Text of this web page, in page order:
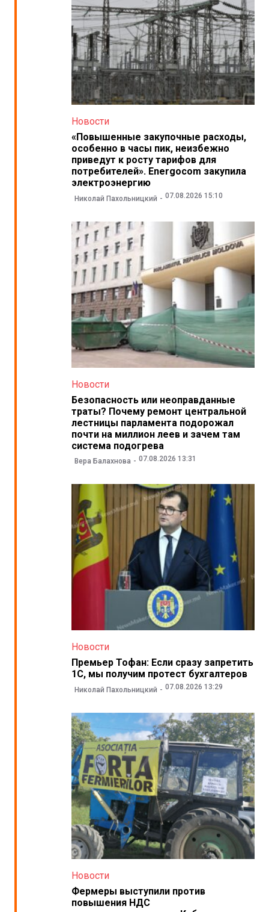
Новости
«Повышенные закупочные расходы,
особенно в часы пик, неизбежно
приведут к росту тарифов для
потребителей». Energocom закупила
электроэнергию
Николай Пахольницкий 07.08.2026 15:10
Новости
Безопасность или неоправданные
траты? Почему ремонт центральной
лестницы парламента подорожал
почти на миллион леев и зачем там
система подогрева
Вера Балахнова 07.08.2026 13:31
Новости
Премьер Тофан: Если сразу запретить
1С, мы получим протест бухгалтеров
Николай Пахольницкий 07.08.2026 13:29
Новости
Фермеры выступили против
повышения НДС